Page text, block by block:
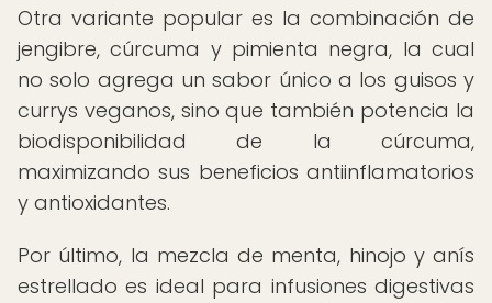
Otra variante popular es la combinación de
jengibre, cúrcuma y pimienta negra, la cual
no solo agrega un sabor único a los guisos y
currys veganos, sino que también potencia la
biodisponibilidad de la cúrcuma,
maximizando sus beneficios antiinflamatorios
y antioxidantes.
Por último, la mezcla de menta, hinojo y anís
estrellado es ideal para infusiones digestivas